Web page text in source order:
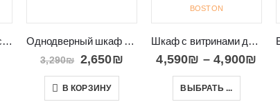
Красивая витрина в салон цвета дерева TES 05 Однодверный шкаф пенал с полками в салон QUANT 02
3,290₪ 2,650₪
В КОРЗИНУ
Шкаф с витринами декорированный вертикальными рейками BOSTON 110
4,590₪ –4,900₪
ВЫБРАТЬ ...